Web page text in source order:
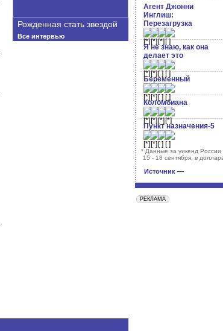
Рожденная стать звездой
Все интервью
Агент Джонни
Инглиш:
Перезагрузка
Я не знаю, как она
делает это
Беременный
Коломбиана
Пункт назначения-5
*Данные за уикенд России
15 - 18 сентября, в
Источник —